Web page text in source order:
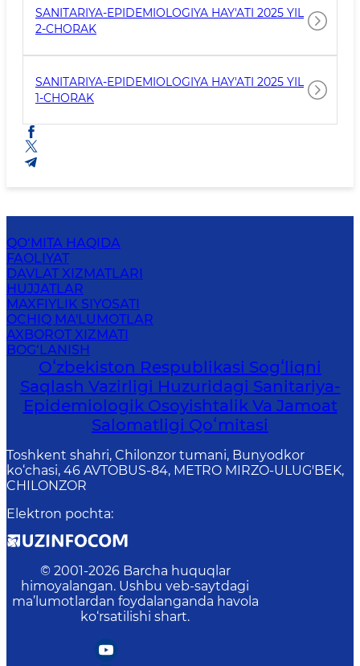
SANITARIYA-EPIDEMIOLOGIYA HAY'ATI 2025 YIL
2-CHORAK
SANITARIYA-EPIDEMIOLOGIYA HAY'ATI 2025 YIL
1-CHORAK
QO‘MITA HAQIDA
FAOLIYAT
DAVLAT XIZMATLARI
HUJJATLAR
MAXFIYLIK SIYOSATI
OCHIQ MA'LUMOTLAR
AXBOROT XIZMATI
BOG‘LANISH
Oʻzbekiston Respublikasi Sogʻliqni
Saqlash Vazirligi Huzuridagi Sanitariya-
Epidemiologik Osoyishtalik Va Jamoat
Salomatligi Qoʻmitasi
Toshkent shahri, Chilonzor tumani, Bunyodkor
ko‘chasi, 46 AVTOBUS-84, METRO MIRZO-ULUG'BEK,
CHILONZOR
Elektron pochta:
© 2001-2026 Barcha huquqlar
himoyalangan. Ushbu veb-saytdagi
ma’lumotlardan foydalanganda havola
ko‘rsatilishi shart.